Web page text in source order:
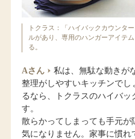
トクラス：「ハイバックカウンタ
ルがあり、専用のハンガーアイテ
る。
Aさん
私は、無駄な動きが
整理がしやすいキッチンで
るなら、トクラスのハイバッ
す。
散らかってしまっても手元が
気になりません。家事に慣